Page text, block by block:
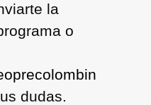
la
o
dudas.